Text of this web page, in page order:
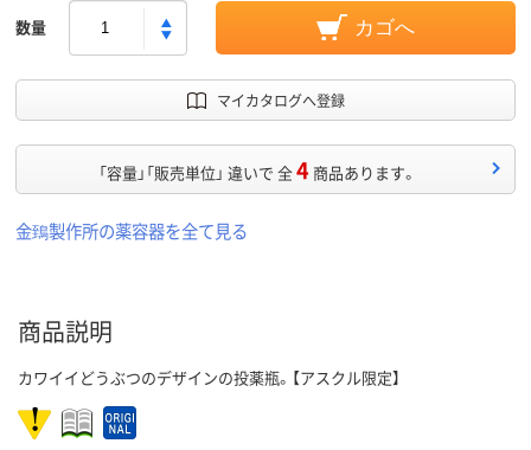
数量 カゴへ
マイカタログへ登録
「容量」「販売単位」 違いで 全4 商品あります。
金鵄製作所の薬容器を全て見る
商品説明
カワイイどうぶつのデザインの投薬瓶。【アスクル限定】